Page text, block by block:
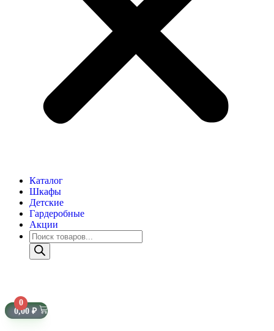
Каталог
Шкафы
Детские
Гардеробные
Акции
0,00 ₽
0